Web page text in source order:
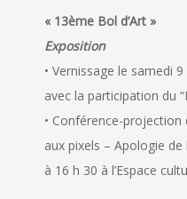
« 13ème Bol d’Art »
Exposition
• Vernissage le samedi
avec la participation du
• Conférence-projection
aux pixels – Apologie
à 16 h 30 à l’Espace